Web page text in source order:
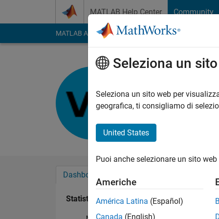
MATLAB Help Center Community
MATLAB Answers File Exchange Cody
Last seen: 8 mesi fa
Followers:0
Dashboard
Statistica
Seleziona un
Seleziona un sito web per
geografica, ti consigliamo di
United States
Puoi anche selezionare un sito
Americhe
América Latina (Español)
Canada (English)